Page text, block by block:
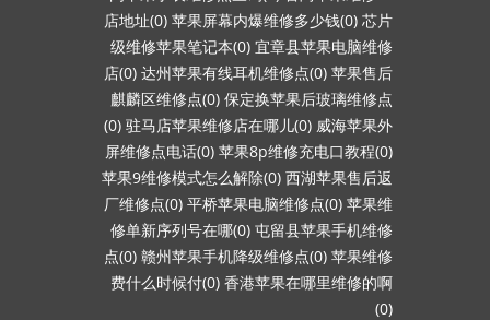
店地址(0) 苹果屏幕内爆维修多少钱(0) 芯片
级维修苹果笔记本(0) 宜章县苹果电脑维修
店(0) 达州苹果有线耳机维修点(0) 苹果售后
麒麟区维修点(0) 保定换苹果后玻璃维修点
(0) 驻马店苹果维修店在哪儿(0) 威海苹果外
屏维修点电话(0) 苹果8p维修充电口教程(0)
苹果9维修模式怎么解除(0) 西湖苹果售后返
厂维修点(0) 平桥苹果电脑维修点(0) 苹果维
修单新序列号在哪(0) 屯留县苹果手机维修
点(0) 赣州苹果手机降级维修点(0) 苹果维修
费什么时候付(0) 香港苹果在哪里维修的啊
(0)